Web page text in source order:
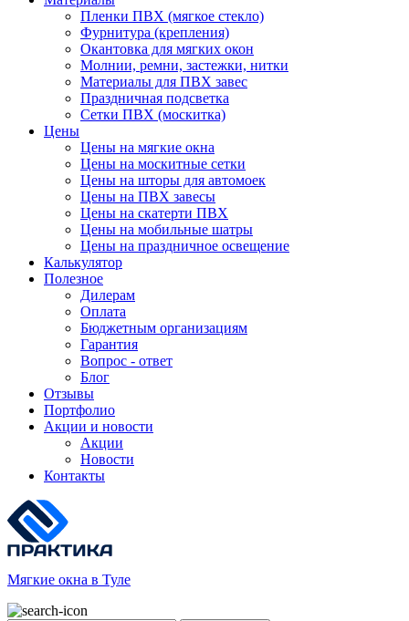
Пленки ПВХ (мягкое стекло)
Фурнитура (крепления)
Окантовка для мягких окон
Молнии, ремни, застежки, нитки
Материалы для ПВХ завес
Праздничная подсветка
Сетки ПВХ (москитка)
Цены
Цены на мягкие окна
Цены на москитные сетки
Цены на шторы для автомоек
Цены на ПВХ завесы
Цены на скатерти ПВХ
Цены на мобильные шатры
Цены на праздничное освещение
Калькулятор
Полезное
Дилерам
Оплата
Бюджетным организациям
Гарантия
Вопрос - ответ
Блог
Отзывы
Портфолио
Акции и новости
Акции
Новости
Контакты
Мягкие окна в Туле